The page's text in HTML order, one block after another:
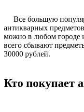
Все большую
антикварных
можно в любом городе
всего сбывают
30000 рублей.
Кто покупает